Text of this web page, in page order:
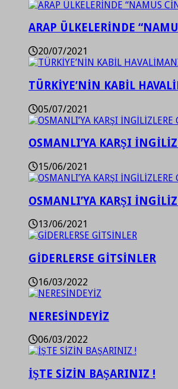
ARAP ÜLKELERİNDE
20/07/2021
TÜRKİYE’NİN KABİL
05/07/2021
OSMANLI’YA KARŞI
15/06/2021
OSMANLI’YA KARŞI
13/06/2021
GİDERLERSE GİTSİNLER
16/03/2022
NERESİNDEYİZ
06/03/2022
İŞTE SİZİN BAŞARINIZ !